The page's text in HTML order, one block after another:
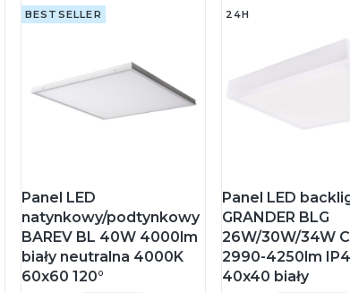
BESTSELLER
Panel LED
natynkowy/podtynkowy
BAREV BL 40W 4000lm
biały neutralna 4000K
60x60 120°
24H
Panel LED
GRANDER BLG
26W/30W/34W
2990-4250lm
40x40 biały